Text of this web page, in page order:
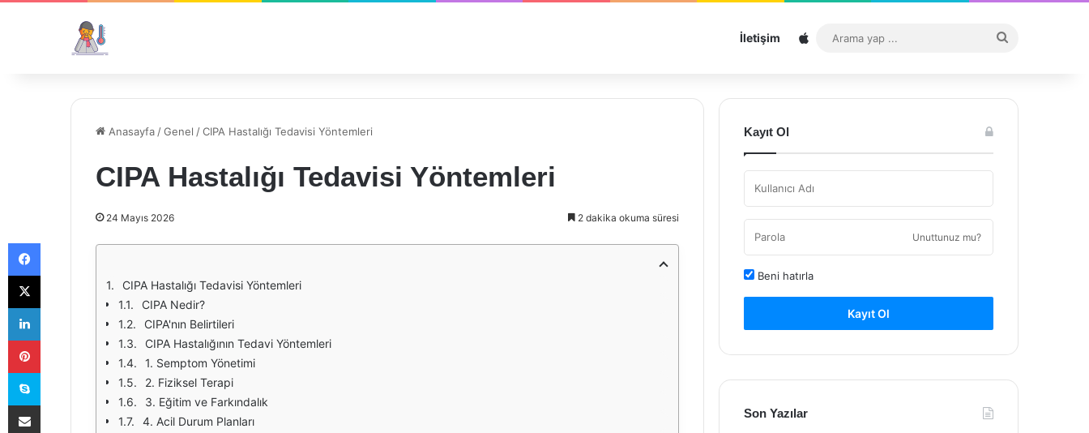
İletişim Sitemap
...
Anasayfa /Genel /CIPA Hastalığı Tedavisi Yöntemleri
CIPA Hastalığı Tedavisi Yöntemleri
24 Mayıs 2026 2 dakika okuma süresi
CIPA Hastalığı Tedavisi Yöntemleri
CIPA Nedir?
CIPA'nın Belirtileri
CIPA Hastalığının Tedavi Yöntemleri
1. Semptom Yönetimi
2. Fiziksel Terapi
3. Eğitim ve Farkındalık
4. Acil Durum Planları
Kayıt Ol
Unuttunuz mu?
Beni hatırla
Kayıt Ol
Son Yazılar
Facebook
X
LinkedIn
Pinterest
Skype
E-Posta ile paylaş